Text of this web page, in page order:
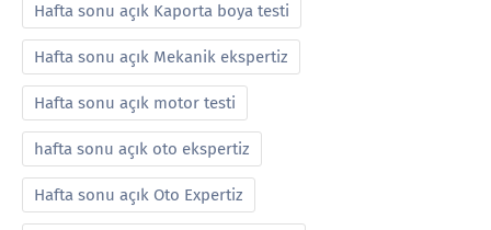
Hafta sonu açık Kaporta boya testi
Hafta sonu açık Mekanik ekspertiz
Hafta sonu açık motor testi
hafta sonu açık oto ekspertiz
Hafta sonu açık Oto Expertiz